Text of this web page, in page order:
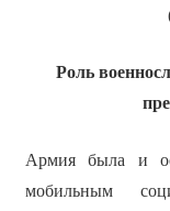
Роль
Армия была и
мобильным